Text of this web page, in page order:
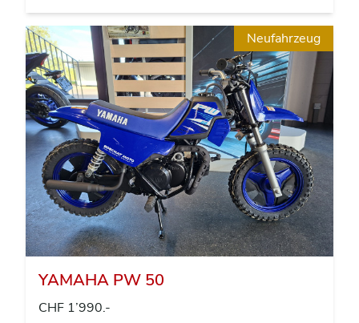
Neufahrzeug
YAMAHA PW 50
CHF 1’990.-